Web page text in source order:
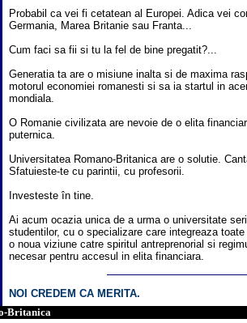
Probabil ca vei fi cetatean al Europei. Adica vei
Germania, Marea Britanie sau Franta...
Cum faci sa fii si tu la fel de bine pregatit?...
Generatia ta are o misiune inalta si de maxima
motorul economiei romanesti si sa ia startul in
mondiala.
O Romanie civilizata are nevoie de o elita
puternica.
Universitatea Romano-Britanica are o solutie.
Sfatuieste-te cu parintii, cu profesorii.
Investeste în tine.
Ai acum ocazia unica de a urma o universitate
studentilor, cu o specializare care integreaza
o noua viziune catre spiritul antreprenorial si
necesar pentru accesul in elita financiara.
NOI CREDEM CA MERITA.
Britanica